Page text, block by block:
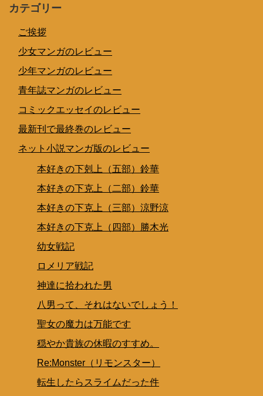
カテゴリー
ご挨拶
少女マンガのレビュー
少年マンガのレビュー
青年誌マンガのレビュー
コミックエッセイのレビュー
最新刊で最終巻のレビュー
ネット小説マンガ版のレビュー
本好きの下剋上（五部）鈴華
本好きの下克上（二部）鈴華
本好きの下克上（三部）涼野涼
本好きの下克上（四部）勝木光
幼女戦記
ロメリア戦記
神達に拾われた男
八男って、それはないでしょう！
聖女の魔力は万能です
穏やか貴族の休暇のすすめ。
Re:Monster（リモンスター）
転生したらスライムだった件